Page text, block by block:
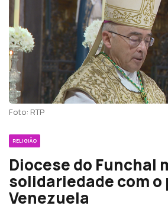
Foto: RTP
RELIGIÃO
Diocese do Funchal
solidariedade com o
Venezuela